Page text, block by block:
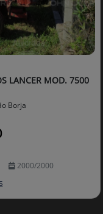
LANCER MOD. 7500
Borja
2000/2000